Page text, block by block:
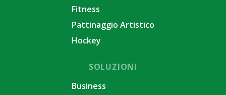
Fitness
Pattinaggio Artistico
Hockey
SOLUZIONI
Business